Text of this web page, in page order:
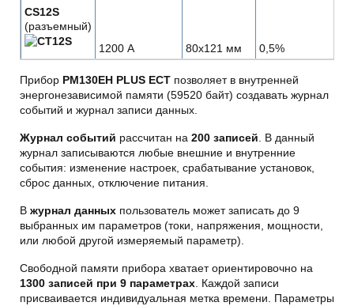
CS12S
(разъемный)
1200 А
80x121 мм 0,5%
Прибор PM130EH PLUS ECT позволяет в внутренней
энергонезависимой памяти (59520 байт) создавать журнал
событий и журнал записи данных.
Журнал событий рассчитан на 200 записей . В данный
журнал записываются любые внешние и внутренние
события: изменение настроек, срабатывание установок,
сброс данных, отключение питания.
В журнал данных пользователь может записать до 9
выбранных им параметров (токи, напряжения, мощности,
или любой другой измеряемый параметр).
Свободной памяти прибора хватает ориентировочно на
1300 записей при 9 параметрах . Каждой записи
присваивается индивидуальная метка времени. Параметры